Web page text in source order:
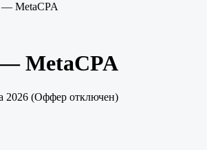
— MetaCPA
MetaCPA
2026 (Оффер отключен)